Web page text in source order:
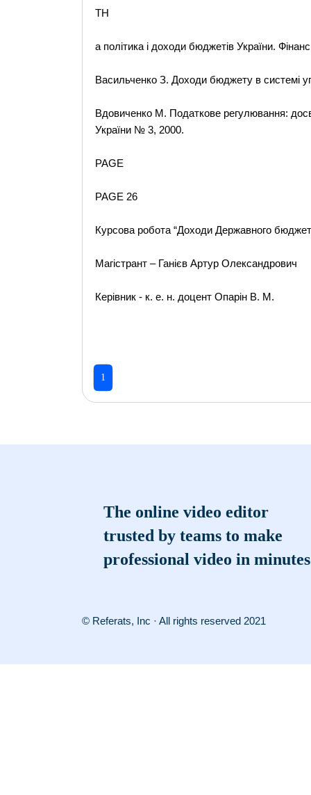
TH
а політика і доходи бюджетів України.
Васильченко З. Доходи бюджету в системі
Вдовиченко М. Податкове регулювання:
України № 3, 2000.
PAGE
PAGE 26
Курсова робота “Доходи Державного
Магістрант – Ганієв Артур Олександрович
Керівник - к. е. н. доцент Опарін В. М.
1
The online video editor
trusted by teams to make
professional video in minutes
© Referats, Inc · All rights reserved 2021